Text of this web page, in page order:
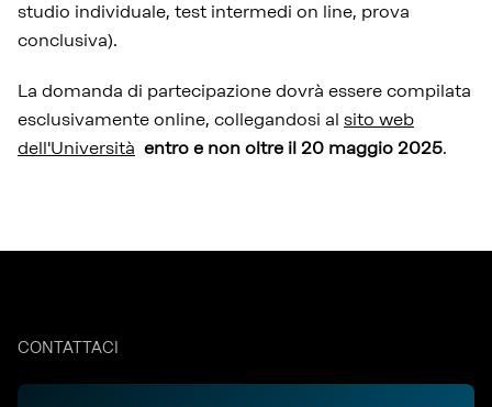
studio individuale, test intermedi on line, prova
conclusiva).
La domanda di partecipazione dovrà essere compilata
esclusivamente online, collegandosi al sito web
dell'Università entro e non oltre il 20 maggio 2025.
CONTATTACI